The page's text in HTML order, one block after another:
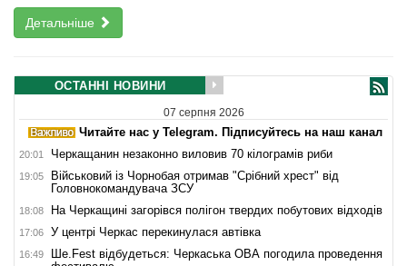
Детальніше
ОСТАННІ НОВИНИ
07 серпня 2026
Читайте нас у Telegram. Підписуйтесь на наш канал
20:01 Черкащанин незаконно виловив 70 кілограмів риби
19:05
Військовий із Чорнобая отримав "Срібний хрест" від
Головнокомандувача ЗСУ
18:08 На Черкащині загорівся полігон твердих побутових відходів
17:06 У центрі Черкас перекинулася автівка
16:49
Ше.Fest відбудеться: Черкаська ОВА погодила проведення